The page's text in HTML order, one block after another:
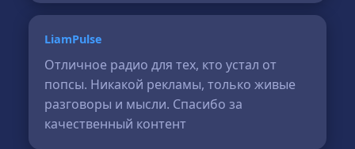
LiamPulse
Отличное радио для тех, кто устал от
попсы. Никакой рекламы, только живые
разговоры и мысли. Спасибо за
качественный контент